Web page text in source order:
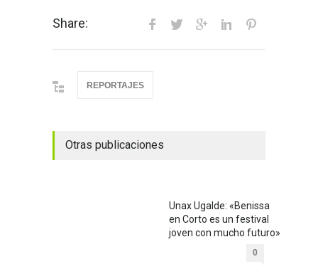
Share:
REPORTAJES
Otras publicaciones
Unax Ugalde: «Benissa
en Corto es un festival
joven con mucho futuro»
0